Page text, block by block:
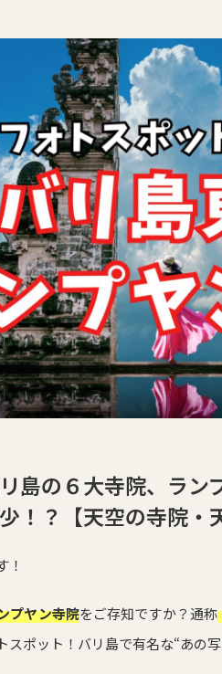
島の６大寺院、ラ
！？【天空の寺院・
！
プヤン寺院をご存知ですか？通称
ポット！バリ島で有名な“あの